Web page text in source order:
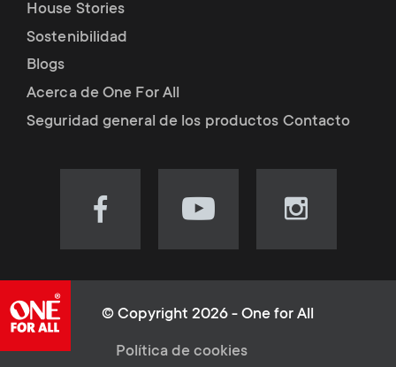
House Stories
Sostenibilidad
Blogs
Acerca de One For All
Seguridad general de los productos Contacto
Visit
(opens
new
Visit
(opens
new
Visit
(opens
© Copyright 2026 - One for All
Política de cookies